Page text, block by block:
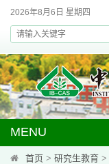
2026年8月6日 星期四
MENU
首页 > 研究生教育 >